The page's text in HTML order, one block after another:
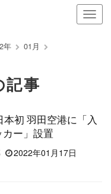
ナ
ビ
示
年
01月
事
初 羽田空港に「入
カー」設置
2022年01月17日